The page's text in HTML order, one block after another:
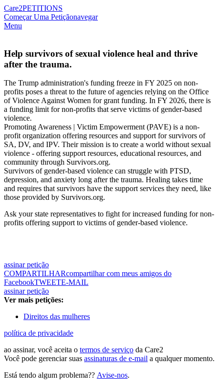
Care2PETITIONS
Começar Uma Petiçãonavegar
Menu
Help survivors of sexual violence heal and thrive
after the trauma.
The Trump administration's funding freeze in FY 2025 on non-
profits poses a threat to the future of agencies relying on the Office
of Violence Against Women for grant funding. In FY 2026, there is
a funding limit for non-profits that serve victims of gender-based
violence.
Promoting Awareness | Victim Empowerment (PAVE) is a non-
profit organization offering resources and support for survivors of
SA, DV, and IPV. Their mission is to create a world without sexual
violence - offering support resources, educational resources, and
community through Survivors.org.
Survivors of gender-based violence can struggle with PTSD,
depression, and anxiety long after the trauma. Healing takes time
and requires that survivors have the support services they need, like
those provided by Survivors.org.
Ask your state representatives to fight for increased funding for non-
profits offering support to victims of gender-based violence.
assinar petição
COMPARTILHARcompartilhar com meus amigos do
FacebookTWEETE-MAIL
assinar petição
Ver mais petições:
Direitos das mulheres
política de privacidade
ao assinar, você aceita o termos de serviço da Care2
Você pode gerenciar suas assinaturas de e-mail a qualquer momento.
Está tendo algum problema?? Avise-nos.